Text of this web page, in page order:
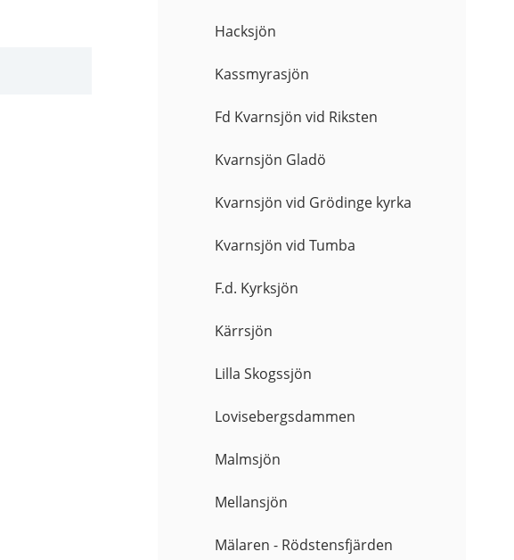
Hacksjön
Kassmyrasjön
Fd Kvarnsjön vid Riksten
Kvarnsjön Gladö
Kvarnsjön vid Grödinge kyrka
Kvarnsjön vid Tumba
F.d. Kyrksjön
Kärrsjön
Lilla Skogssjön
Lovisebergsdammen
Malmsjön
Mellansjön
Mälaren - Rödstensfjärden